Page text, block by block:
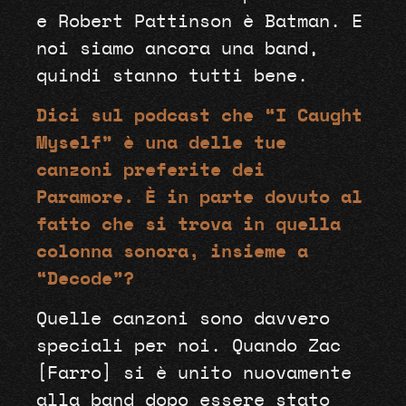
e Robert Pattinson è Batman. E
noi siamo ancora una band,
quindi stanno tutti bene.
Dici sul podcast che “I Caught
Myself” è una delle tue
canzoni preferite dei
Paramore. È in parte dovuto al
fatto che si trova in quella
colonna sonora, insieme a
“Decode”?
Quelle canzoni sono davvero
speciali per noi. Quando Zac
[Farro] si è unito nuovamente
alla band dopo essere stato